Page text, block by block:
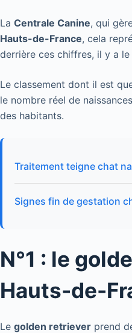
La Centrale Canine, qui
Hauts-de-France, cela
derrière ces chiffres, il y a
Le classement dont il est
le nombre réel de
des habitants.
Traitement teigne chat
Signes fin de gestation
N°1 : le
Hauts-de-
Le golden retriever prend